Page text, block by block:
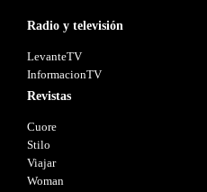
Radio y televisión
LevanteTV
InformacionTV
Revistas
Cuore
Stilo
Viajar
Woman